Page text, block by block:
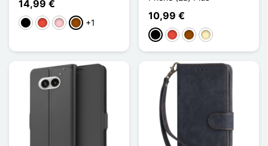
14,99 €
NegroRojoRosaMarrón
+1
10,99 €
NegroRojoMarrón
Oro